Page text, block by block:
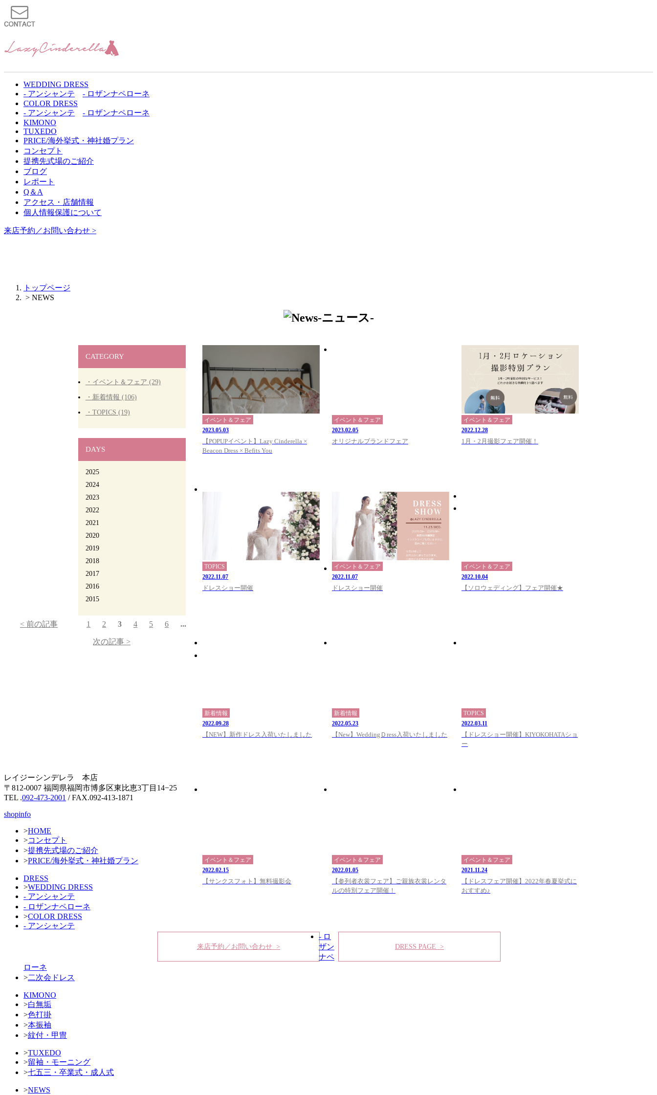
WEDDING DRESS
- アンシャンテ
- ロザンナペローネ
COLOR DRESS
- アンシャンテ
- ロザンナペローネ
KIMONO
TUXEDO
PRICE/海外挙式・神社婚プラン
コンセプト
提携先式場のご紹介
ブログ
レポート
Q＆A
アクセス・店舗情報
個人情報保護について
来店予約／お問い合わせ >
トップページ
> NEWS
イベント＆フェア
2023.05.03
【POPUPイベント】Lazy Cinderella ×
Beacon Dress × Befits You
イベント＆フェア
2023.02.05
オリジナルブランドフェア
イベント＆フェア
2022.12.28
1月・2月撮影フェア開催！
TOPICS
2022.11.07
ドレスショー開催
イベント＆フェア
2022.11.07
ドレスショー開催
イベント＆フェア
2022.10.04
【ソロウェディング】フェア開催★
新着情報
2022.09.28
【NEW】新作ドレス入荷いたしました
新着情報
2022.05.23
【New】WeddingＤress入荷いたしました
TOPICS
2022.03.11
【ドレスショー開催】KIYOKOHATAショ
ー
イベント＆フェア
2022.02.15
【サンクスフォト】無料撮影会
イベント＆フェア
2022.01.05
【参列者衣裳フェア】ご親族衣裳レンタ
ルの特別フェア開催！
イベント＆フェア
2021.11.24
【ドレスフェア開催】2022年春夏挙式に
おすすめ♪
CATEGORY
・イベント＆フェア (29)
・新着情報 (106)
・TOPICS (19)
DAYS
2025
2024
2023
2022
2021
2020
2019
2018
2017
2016
2015
< 前の記事 1 2 3 4 5 6 ...
次の記事 >
来店予約／お問い合わせ > DRESS PAGE >
レイジーシンデレラ 本店
〒812-0007 福岡県福岡市博多区東比恵3丁目14−25
TEL .092-473-2001 / FAX.092-413-1871
shopinfo
>HOME
>コンセプト
>提携先式場のご紹介
>PRICE/海外挙式・神社婚プラン
DRESS
>WEDDING DRESS
- アンシャンテ
- ロザンナペローネ
>COLOR DRESS
- アンシャンテ
- ロ
ザン
ナペ
ローネ
>二次会ドレス
KIMONO
>白無垢
>色打掛
>本振袖
>紋付・甲冑
>TUXEDO
>留袖・モーニング
>七五三・卒業式・成人式
>NEWS